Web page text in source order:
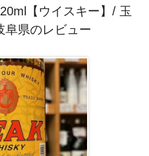
【ウイスキー】/ 玉
阜県のレビュー